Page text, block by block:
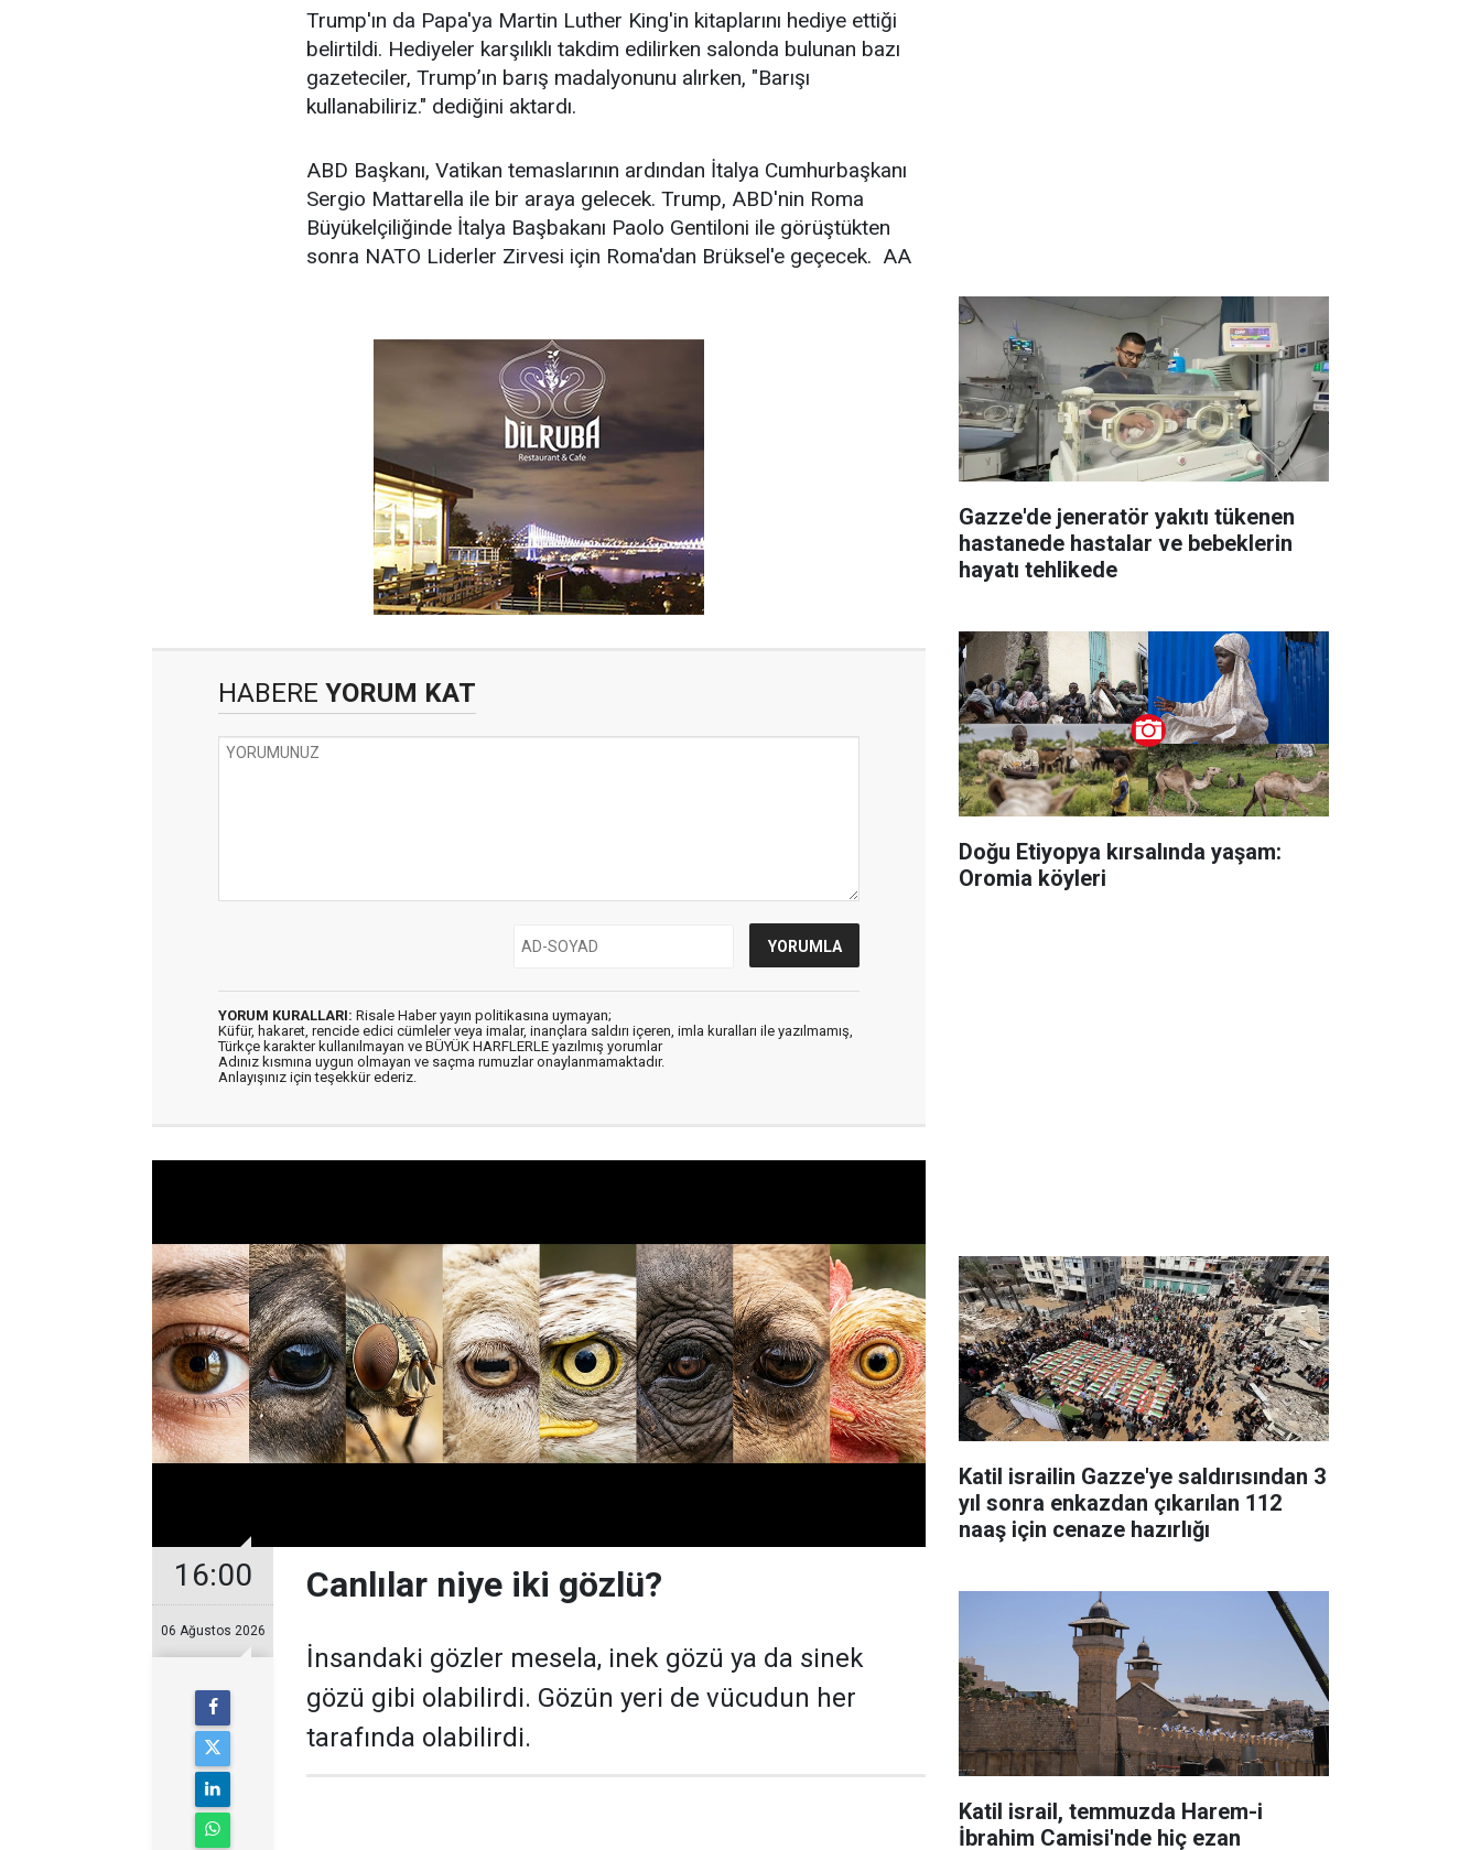
Trump'ın da Papa'ya Martin Luther King'in kitaplarını hediye ettiği
belirtildi. Hediyeler karşılıklı takdim edilirken salonda bulunan bazı
gazeteciler, Trump’ın barış madalyonunu alırken, "Barışı
kullanabiliriz." dediğini aktardı.
ABD Başkanı, Vatikan temaslarının ardından İtalya Cumhurbaşkanı
Sergio Mattarella ile bir araya gelecek. Trump, ABD'nin Roma
Büyükelçiliğinde İtalya Başbakanı Paolo Gentiloni ile görüştükten
sonra NATO Liderler Zirvesi için Roma'dan Brüksel'e geçecek. AA
HABERE YORUM KAT
YORUM KURALLARI: Risale Haber yayın politikasına uymayan;
Küfür, hakaret, rencide edici cümleler veya imalar, inançlara saldırı içeren, imla kuralları ile yazılmamış,
Türkçe karakter kullanılmayan ve BÜYÜK HARFLERLE yazılmış yorumlar
Adınız kısmına uygun olmayan ve saçma rumuzlar onaylanmamaktadır.
Anlayışınız için teşekkür ederiz.
16:00
06 Ağustos 2026
Canlılar niye iki gözlü?
İnsandaki gözler mesela, inek gözü ya da sinek
gözü gibi olabilirdi. Gözün yeri de vücudun her
tarafında olabilirdi.
Gazze'de jeneratör yakıtı tükenen
hastanede hastalar ve bebeklerin
hayatı tehlikede
Doğu Etiyopya kırsalında yaşam:
Oromia köyleri
Katil israilin Gazze'ye saldırısından 3
yıl sonra enkazdan çıkarılan 112
naaş için cenaze hazırlığı
Katil israil, temmuzda Harem-i
İbrahim Camisi'nde hiç ezan